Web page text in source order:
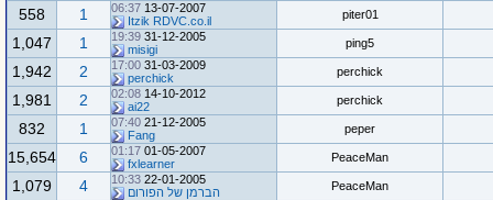
piter01
13-07-2007
06:37
Itzik RDVC.co.il
1
558
ping5
31-12-2005
19:39
misigi
1
1,047
perchick
31-03-2009
17:00
perchick
2
1,942
perchick
14-10-2012
02:08
ai22
2
1,981
peper
21-12-2005
07:40
Fang
1
832
PeaceMan
01-05-2007
01:17
fxlearner
6
15,654
PeaceMan
22-01-2005
10:33
הברמן של הפורום
4
1,079